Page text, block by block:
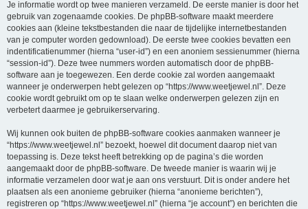
Je informatie wordt op twee manieren verzameld. De eerste manier is door het
gebruik van zogenaamde cookies. De phpBB-software maakt meerdere
cookies aan (kleine tekstbestanden die naar de tijdelijke internetbestanden
van je computer worden gedownload). De eerste twee cookies bevatten een
indentificatienummer (hierna “user-id”) en een anoniem sessienummer (hierna
“session-id”). Deze twee nummers worden automatisch door de phpBB-
software aan je toegewezen. Een derde cookie zal worden aangemaakt
wanneer je onderwerpen hebt gelezen op “https://www.weetjewel.nl”. Deze
cookie wordt gebruikt om op te slaan welke onderwerpen gelezen zijn en
verbetert daarmee je gebruikerservaring.
Wij kunnen ook buiten de phpBB-software cookies aanmaken wanneer je
“https://www.weetjewel.nl” bezoekt, hoewel dit document daarop niet van
toepassing is. Deze tekst heeft betrekking op de pagina’s die worden
aangemaakt door de phpBB-software. De tweede manier is waarin wij je
informatie verzamelen door wat je aan ons verstuurt. Dit is onder andere het
plaatsen als een anonieme gebruiker (hierna “anonieme berichten”),
registreren op “https://www.weetjewel.nl” (hierna “je account”) en berichten die